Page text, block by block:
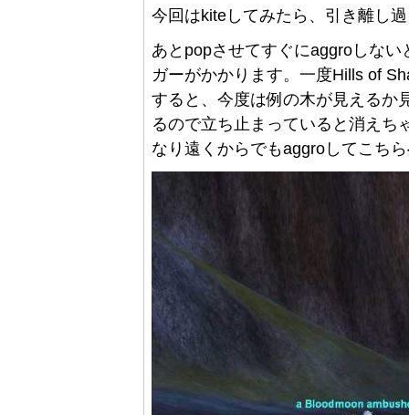
今回はkiteしてみたら、引き離し
あとpopさせてすぐにaggroしな
ガーがかかります。一度Hills of
すると、今度は例の木が見えるか
るので立ち止まっていると消えち
なり遠くからでもaggroしてこち